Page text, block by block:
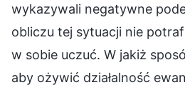
wykazywali negatywne
obliczu tej sytuacji nie
w sobie uczuć. W jakiż
aby ożywić działalność